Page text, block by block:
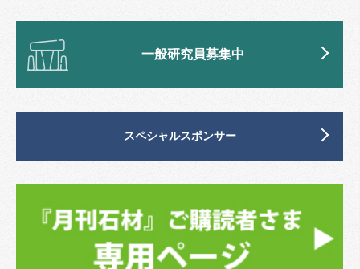
一般研究員募集中
スペシャルスポンサー